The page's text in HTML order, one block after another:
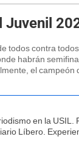
Juvenil
todos contra
habrán
el campeón
en la USIL.
Líbero.